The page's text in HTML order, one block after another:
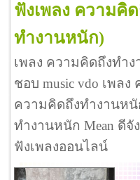
ฟังเพลง ความคิ
ทำงานหนัก)
เพลง ความคิดถึงทำ
ชอบ music vdo เพล
ความคิดถึงทำงานหนั
ทำงานหนัก Mean ดี
ฟังเพลงออนไลน์